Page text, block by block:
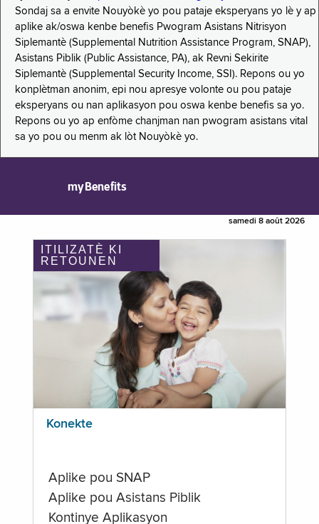
Sondaj sa a envite Nouyòkè yo pou pataje eksperyans yo lè y ap
aplike ak/oswa kenbe benefis Pwogram Asistans Nitrisyon
Siplemantè (Supplemental Nutrition Assistance Program, SNAP),
Asistans Piblik (Public Assistance, PA), ak Revni Sekirite
Siplemantè (Supplemental Security Income, SSI). Repons ou yo
konplètman anonim, epi nou apresye volonte ou pou pataje
eksperyans ou nan aplikasyon pou oswa kenbe benefis sa yo.
Repons ou yo ap enfòme chanjman nan pwogram asistans vital
sa yo pou ou menm ak lòt Nouyòkè yo.
myBenefits
samedi 8 août 2026
ITILIZATÈ KI
RETOUNEN
Konekte
Aplike pou SNAP
Aplike pou Asistans Piblik
Kontinye Aplikasyon